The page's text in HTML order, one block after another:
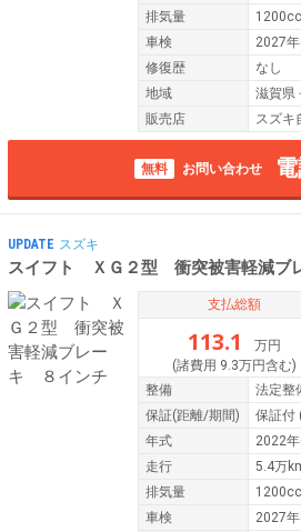
排気量
1200cc
車検
2027
修復歴
なし
地域
滋賀県
販売店
スズ
無料 お問い合わせ
UPDATE スズキ
スイフト ＸＧ２型 衝突被害軽減ブ
支払総額
113.1
万円
(諸費用 9.3万円含む)
整備
法定整
保証(距離/期間) 保証付
年式
2022
走行
5.4万
排気量
1200cc
車検
2027